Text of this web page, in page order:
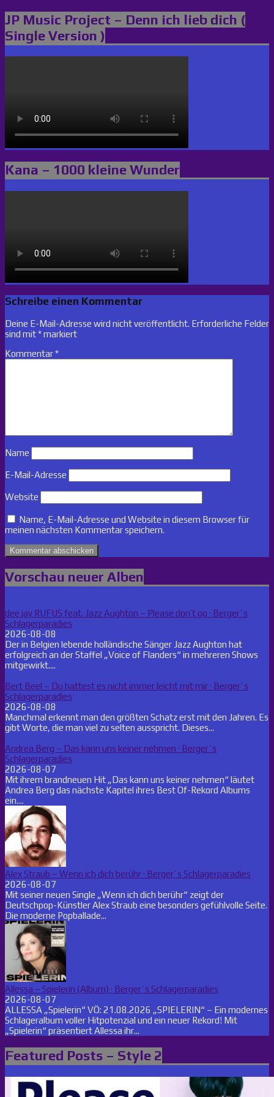
JP Music Project – Denn ich lieb dich (
Single Version )
Kana – 1000 kleine Wunder
Schreibe einen Kommentar
Deine E-Mail-Adresse wird nicht veröffentlicht. Erforderliche Felder
sind mit*markiert
Kommentar*
Name
E-Mail-Adresse
Website
Name, E-Mail-Adresse und Website in diesem Browser für
meinen nächsten Kommentar speichern.
Vorschau neuer Alben
dee jay RUFUS feat. Jazz Aughton – Please don’t go · Berger´s
Schlagerparadies
2026-08-08
Der in Belgien lebende holländische Sänger Jazz Aughton hat
erfolgreich an der Staffel „Voice of Flanders“ in mehreren Shows
mitgewirkt....
Bert Beel – Du hattest es nicht immer leicht mit mir · Berger´s
Schlagerparadies
2026-08-08
Manchmal erkennt man den größten Schatz erst mit den Jahren. Es
gibt Worte, die man viel zu selten ausspricht. Dieses...
Andrea Berg – Das kann uns keiner nehmen · Berger´s
Schlagerparadies
2026-08-07
Mit ihrem brandneuen Hit „Das kann uns keiner nehmen“ läutet
Andrea Berg das nächste Kapitel ihres Best Of-Rekord Albums
ein....
Alex Straub – Wenn ich dich berühr · Berger´s Schlagerparadies
2026-08-07
Mit seiner neuen Single „Wenn ich dich berühr“ zeigt der
Deutschpop-Künstler Alex Straub eine besonders gefühlvolle Seite.
Die moderne Popballade...
Allessa – Spielerin (Album) · Berger´s Schlagerparadies
2026-08-07
ALLESSA „Spielerin“ VÖ: 21.08.2026 „SPIELERIN“ – Ein modernes
Schlageralbum voller Hitpotenzial und ein neuer Rekord! Mit
„Spielerin“ präsentiert Allessa ihr...
Featured Posts – Style 2